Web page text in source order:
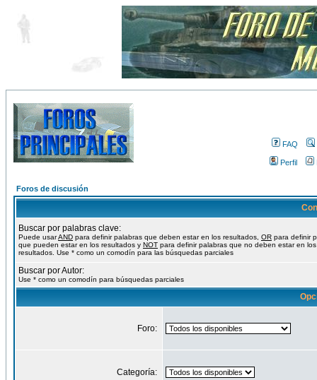
FAQ
Perfil
Foros de discusión
Buscar por palabras clave:
Puede usarAND para definir palabras que deben estar en los resultados, OR para definir
que pueden estar en los resultados y NOT para definir palabras que no deben estar en los
resultados. Use * como un comodín para las búsquedas parciales
Buscar por Autor:
Use * como un comodín para búsquedas parciales
Foro:
Categoría: